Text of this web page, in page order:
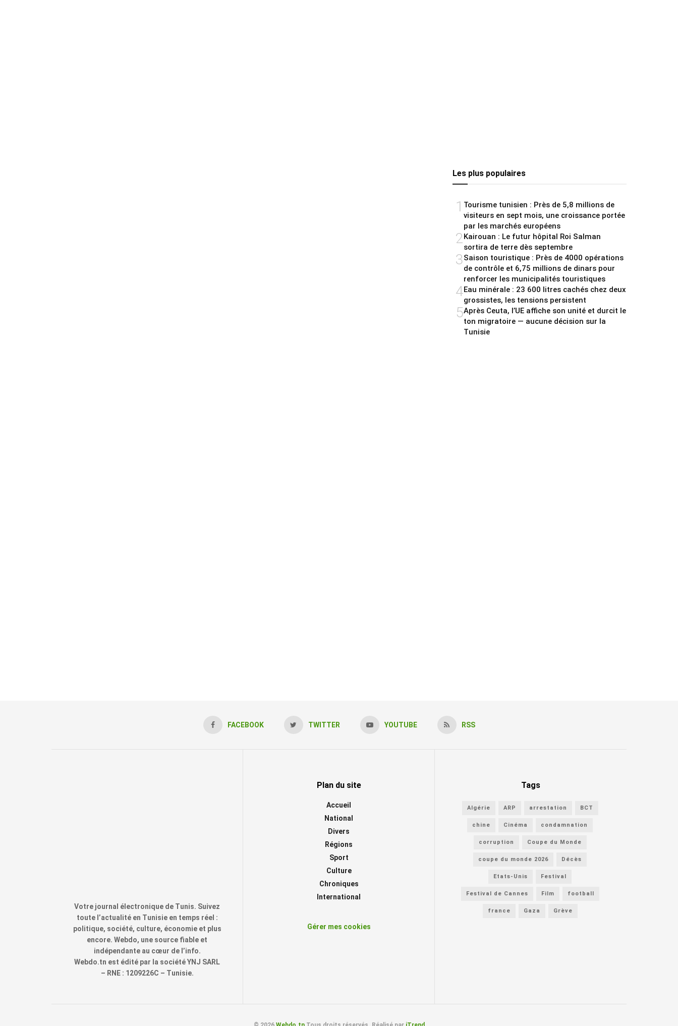
Les plus populaires
1 Tourisme tunisien : Près de 5,8 millions de
visiteurs en sept mois, une croissance portée
par les marchés européens
2Kairouan : Le futur hôpital Roi Salman
sortira de terre dès septembre
3Saison touristique : Près de 4000 opérations
de contrôle et 6,75 millions de dinars pour
renforcer les municipalités touristiques
4Eau minérale : 23 600 litres cachés chez deux
grossistes, les tensions persistent
5Après Ceuta, l’UE affiche son unité et durcit le
ton migratoire — aucune décision sur la
Tunisie
FACEBOOK TWITTER YOUTUBE RSS
Votre journal électronique de Tunis. Suivez
toute l’actualité en Tunisie en temps réel :
politique, société, culture, économie et plus
encore. Webdo, une source fiable et
indépendante au cœur de l’info.
Webdo.tn est édité par la société YNJ SARL
– RNE : 1209226C – Tunisie.
Plan du site
Accueil
National
Divers
Régions
Sport
Culture
Chroniques
International
Gérer mes cookies
Tags
Algérie ARP arrestation BCT
chine Cinéma condamnation
corruption Coupe du Monde
coupe du monde 2026 Décès
Etats-Unis Festival
Festival de Cannes Film football
france Gaza Grève